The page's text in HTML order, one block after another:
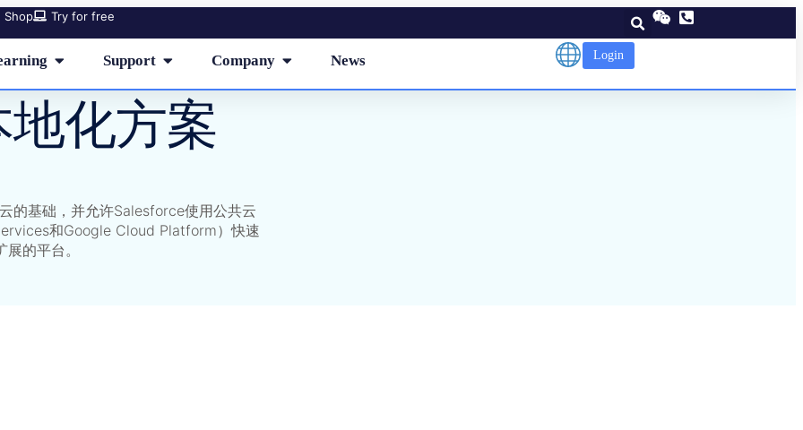
Shop Try for free
Support Company News Login
化方案
的基础，并允许Salesforce使用公共云
和Google Cloud Platform）快速
的平台。